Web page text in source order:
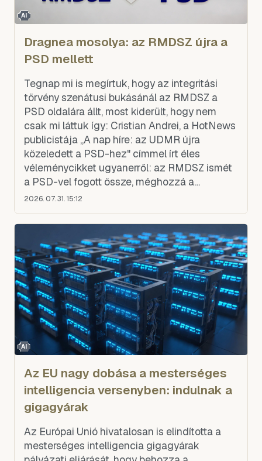
AI
Dragnea mosolya: az RMDSZ újra a
PSD mellett
Tegnap mi is megírtuk, hogy az integritási
törvény szenátusi bukásánál az RMDSZ a
PSD oldalára állt, most kiderült, hogy nem
csak mi láttuk így: Cristian Andrei, a HotNews
publicistája „A nap híre: az UDMR újra
közeledett a PSD-hez" címmel írt éles
véleménycikket ugyanerről: az RMDSZ ismét
a PSD-vel fogott össze, méghozzá a
legrosszabb ügyben, a politikusi vagyon
2026. 07. 31. 15:12
AI
Az EU nagy dobása a mesterséges
intelligencia versenyben: indulnak a
gigagyárak
Az Európai Unió hivatalosan is elindította a
mesterséges intelligencia gigagyárak